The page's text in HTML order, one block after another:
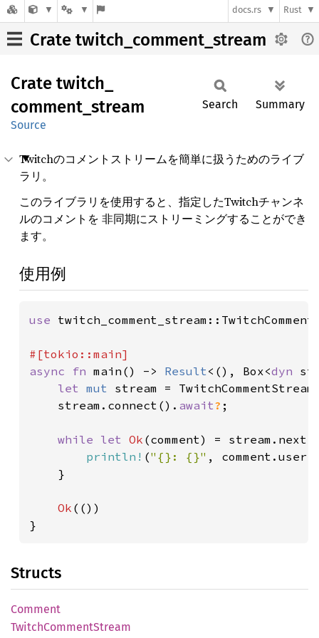
docs.rs Rust
Crate twitch_comment_stream
Crate twitch_
comment_ stream
Source
Search Summary
Twitchのコメントストリームを簡単に扱うためのライブ
ラリ。
このライブラリを使用すると、指定したTwitchチャンネ
ルのコメントを 非同期にストリーミングすることができ
ます。
使用例
use
async fn main() -> Result<(), Box<dyn
let mut stream =
    stream.connect().
await? ;
while let Ok (comment) =
println! ("{}: {}" , comment.user,
    }
Ok (())
}
Structs
Comment
TwitchCommentStream